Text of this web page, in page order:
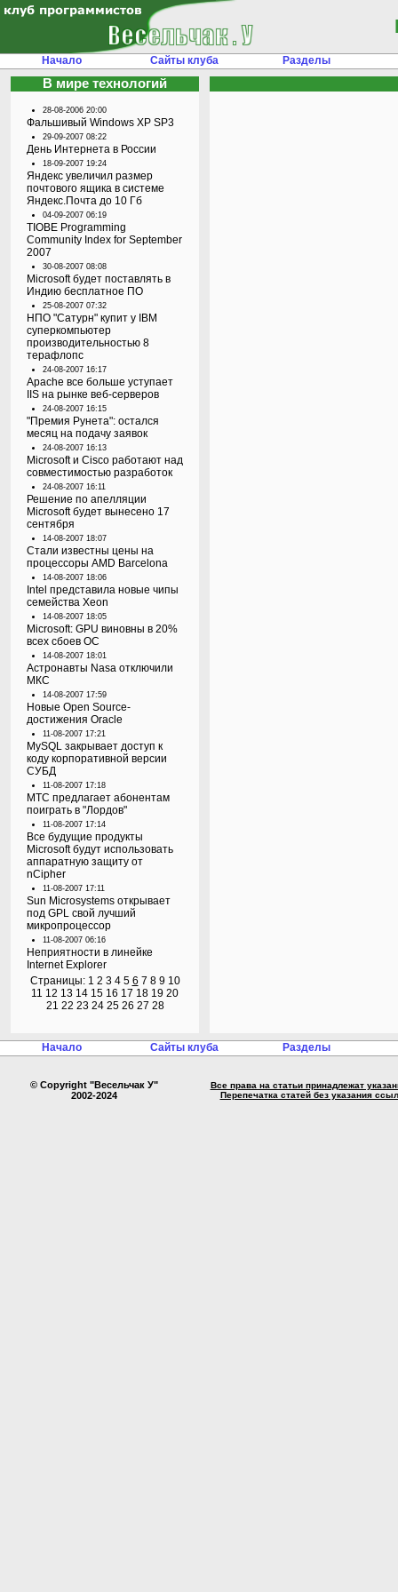
Начало Сайты клуба Разделы
В мире технологий
28-08-2006 20:00
Фальшивый Windows XP SP3
29-09-2007 08:22
День Интернета в России
18-09-2007 19:24
Яндекс увеличил размер
почтового ящика в системе
Яндекс.Почта до 10 Гб
04-09-2007 06:19
TIOBE Programming
Community Index for September
2007
30-08-2007 08:08
Microsoft будет поставлять в
Индию бесплатное ПО
25-08-2007 07:32
НПО "Сатурн" купит у IBM
суперкомпьютер
производительностью 8
терафлопс
24-08-2007 16:17
Apache все больше уступает
IIS на рынке веб-серверов
24-08-2007 16:15
"Премия Рунета": остался
месяц на подачу заявок
24-08-2007 16:13
Microsoft и Cisco работают над
совместимостью разработок
24-08-2007 16:11
Решение по апелляции
Microsoft будет вынесено 17
сентября
14-08-2007 18:07
Стали известны цены на
процессоры AMD Barcelona
14-08-2007 18:06
Intel представила новые чипы
семейства Xeon
14-08-2007 18:05
Microsoft: GPU виновны в 20%
всех сбоев ОС
14-08-2007 18:01
Астронавты Nasa отключили
МКС
14-08-2007 17:59
Новые Open Source-
достижения Oracle
11-08-2007 17:21
MySQL закрывает доступ к
коду корпоративной версии
СУБД
11-08-2007 17:18
МТС предлагает абонентам
поиграть в "Лордов"
11-08-2007 17:14
Все будущие продукты
Microsoft будут использовать
аппаратную защиту от
nCipher
11-08-2007 17:11
Sun Microsystems открывает
под GPL свой лучший
микропроцессор
11-08-2007 06:16
Неприятности в линейке
Internet Explorer
Страницы: 1 2 3 4 5 6 7 8 9 10
11 12 13 14 15 16 17 18 19 20
21 22 23 24 25 26 27 28
Начало Сайты клуба Разделы
© Copyright "Весельчак У"
2002-2024
Все права на статьи принадлежат
Перепечатка статей без указания